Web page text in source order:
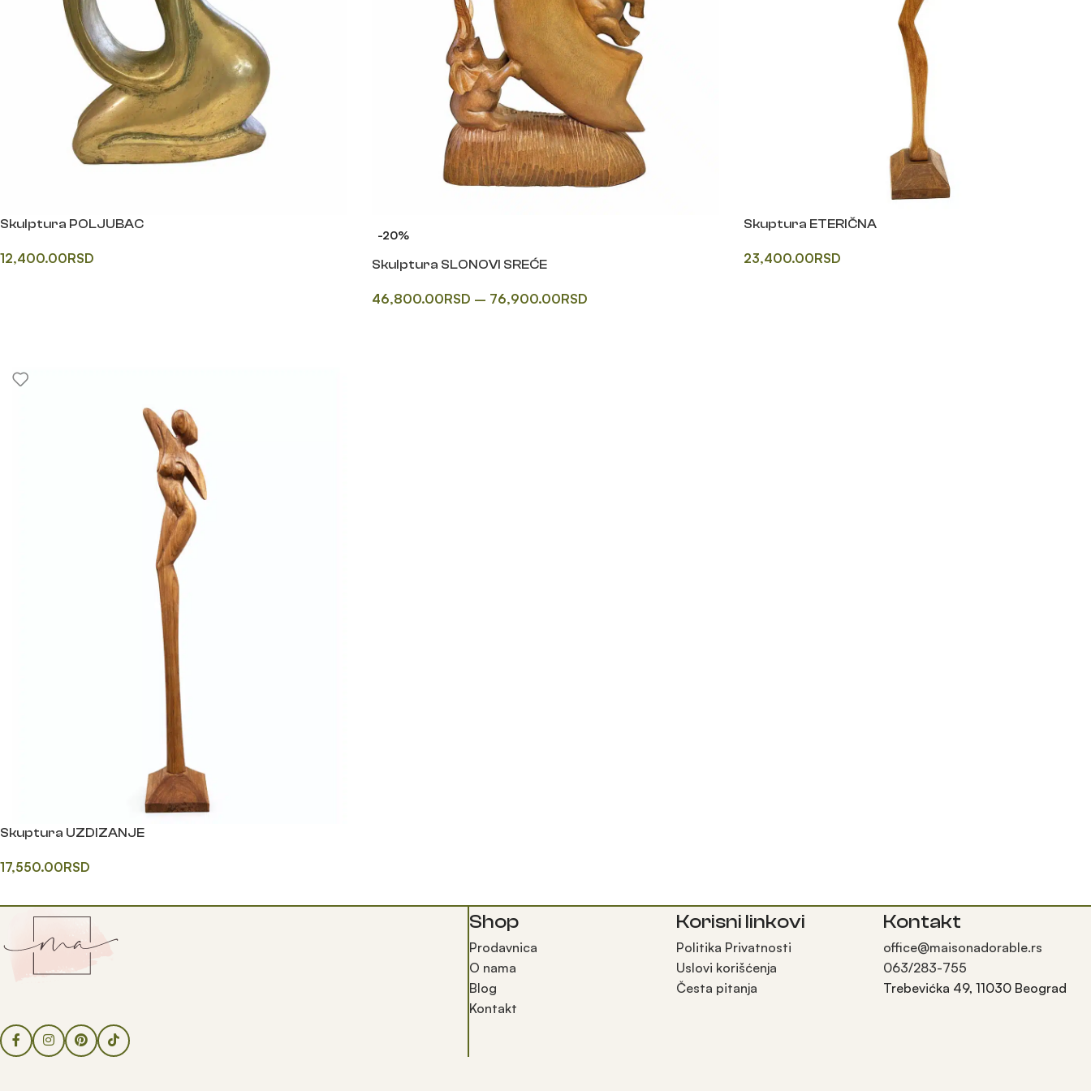
Skulptura POLJUBAC
12,400.00RSD
-20%
Skulptura SLONOVI SREĆE
46,800.00RSD – 76,900.00RSD
Skuptura ETERIČNA
23,400.00RSD
Skuptura UZDIZANJE
17,550.00RSD
Shop
Prodavnica
O nama
Blog
Kontakt
Korisni linkovi
Politika Privatnosti
Uslovi korišćenja
Česta pitanja
Kontakt
office@maisonadorable.rs
063/283-755
Trebevićka 49, 11030 Beograd